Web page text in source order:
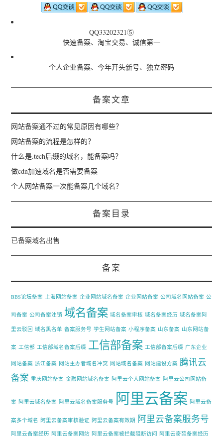
QQ33202321⑤
快速备案、淘宝交易、诚信第一
个人企业备案、今年开头新号、独立密码
备案文章
网站备案通不过的常见原因有哪些？
网站备案的流程是怎样的？
什么是.tech后缀的域名，能备案吗？
做cdn加速域名是否需要备案
个人网站备案一次能备案几个域名？
备案目录
已备案域名出售
备案
BBS论坛备案 上海网站备案 企业网站域名备案 企业网站备案 公司域名网站备案 公
司备案 公司备案注销 域名备案 域名备案审核 域名备案经历 域名备案阿
里云驳回 域名黑名单 备案服务号 学生网站备案 小程序备案 山东备案 山东网站备
案 工信部 工信部域名备案后缀 工信部备案 工信部备案后缀 广东企业
网站备案 浙江备案 网站主办者域名冲突 网站域名备案 网站建设方案 腾讯云
备案 重庆网站备案 金融网站域名备案 阿里云个人网站备案 阿里云公司网站备
案 阿里云域名备案 阿里云域名备案服务号 阿里云备案 阿里云备
案多个域名 阿里云备案审核验证 阿里云备案有效期 阿里云备案服务号
阿里云备案经历 阿里云备案网站 阿里云备案被拦截阻断访问 阿里云奇葩备案经历